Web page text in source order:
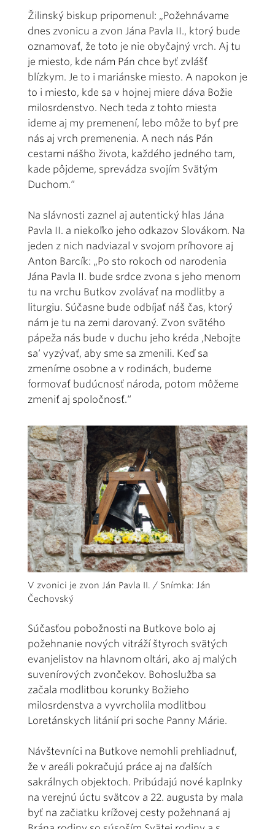
Žilinský biskup pripomenul: „Požehnávame
dnes zvonicu a zvon Jána Pavla II., ktorý bude
oznamovať, že toto je nie obyčajný vrch. Aj tu
je miesto, kde nám Pán chce byť zvlášť
blízkym. Je to i mariánske miesto. A napokon je
to i miesto, kde sa v hojnej miere dáva Božie
milosrdenstvo. Nech teda z tohto miesta
ideme aj my premenení, lebo môže to byť pre
nás aj vrch premenenia. A nech nás Pán
cestami nášho života, každého jedného tam,
kade pôjdeme, sprevádza svojím Svätým
Duchom.“
Na slávnosti zaznel aj autentický hlas Jána
Pavla II. a niekoľko jeho odkazov Slovákom. Na
jeden z nich nadviazal v svojom príhovore aj
Anton Barcík: „Po sto rokoch od narodenia
Jána Pavla II. bude srdce zvona s jeho menom
tu na vrchu Butkov zvolávať na modlitby a
liturgiu. Súčasne bude odbíjať náš čas, ktorý
nám je tu na zemi darovaný. Zvon svätého
pápeža nás bude v duchu jeho kréda ,Nebojte
sa‘ vyzývať, aby sme sa zmenili. Keď sa
zmeníme osobne a v rodinách, budeme
formovať budúcnosť národa, potom môžeme
zmeniť aj spoločnosť.“
V zvonici je zvon Ján Pavla II. / Snímka: Ján
Čechovský
Súčasťou pobožnosti na Butkove bolo aj
požehnanie nových vitráží štyroch svätých
evanjelistov na hlavnom oltári, ako aj malých
suvenírových zvončekov. Bohoslužba sa
začala modlitbou korunky Božieho
milosrdenstva a vyvrcholila modlitbou
Loretánskych litánií pri soche Panny Márie.
Návštevníci na Butkove nemohli prehliadnuť,
že v areáli pokračujú práce aj na ďalších
sakrálnych objektoch. Pribúdajú nové kaplnky
na verejnú úctu svätcov a 22. augusta by mala
byť na začiatku krížovej cesty požehnaná aj